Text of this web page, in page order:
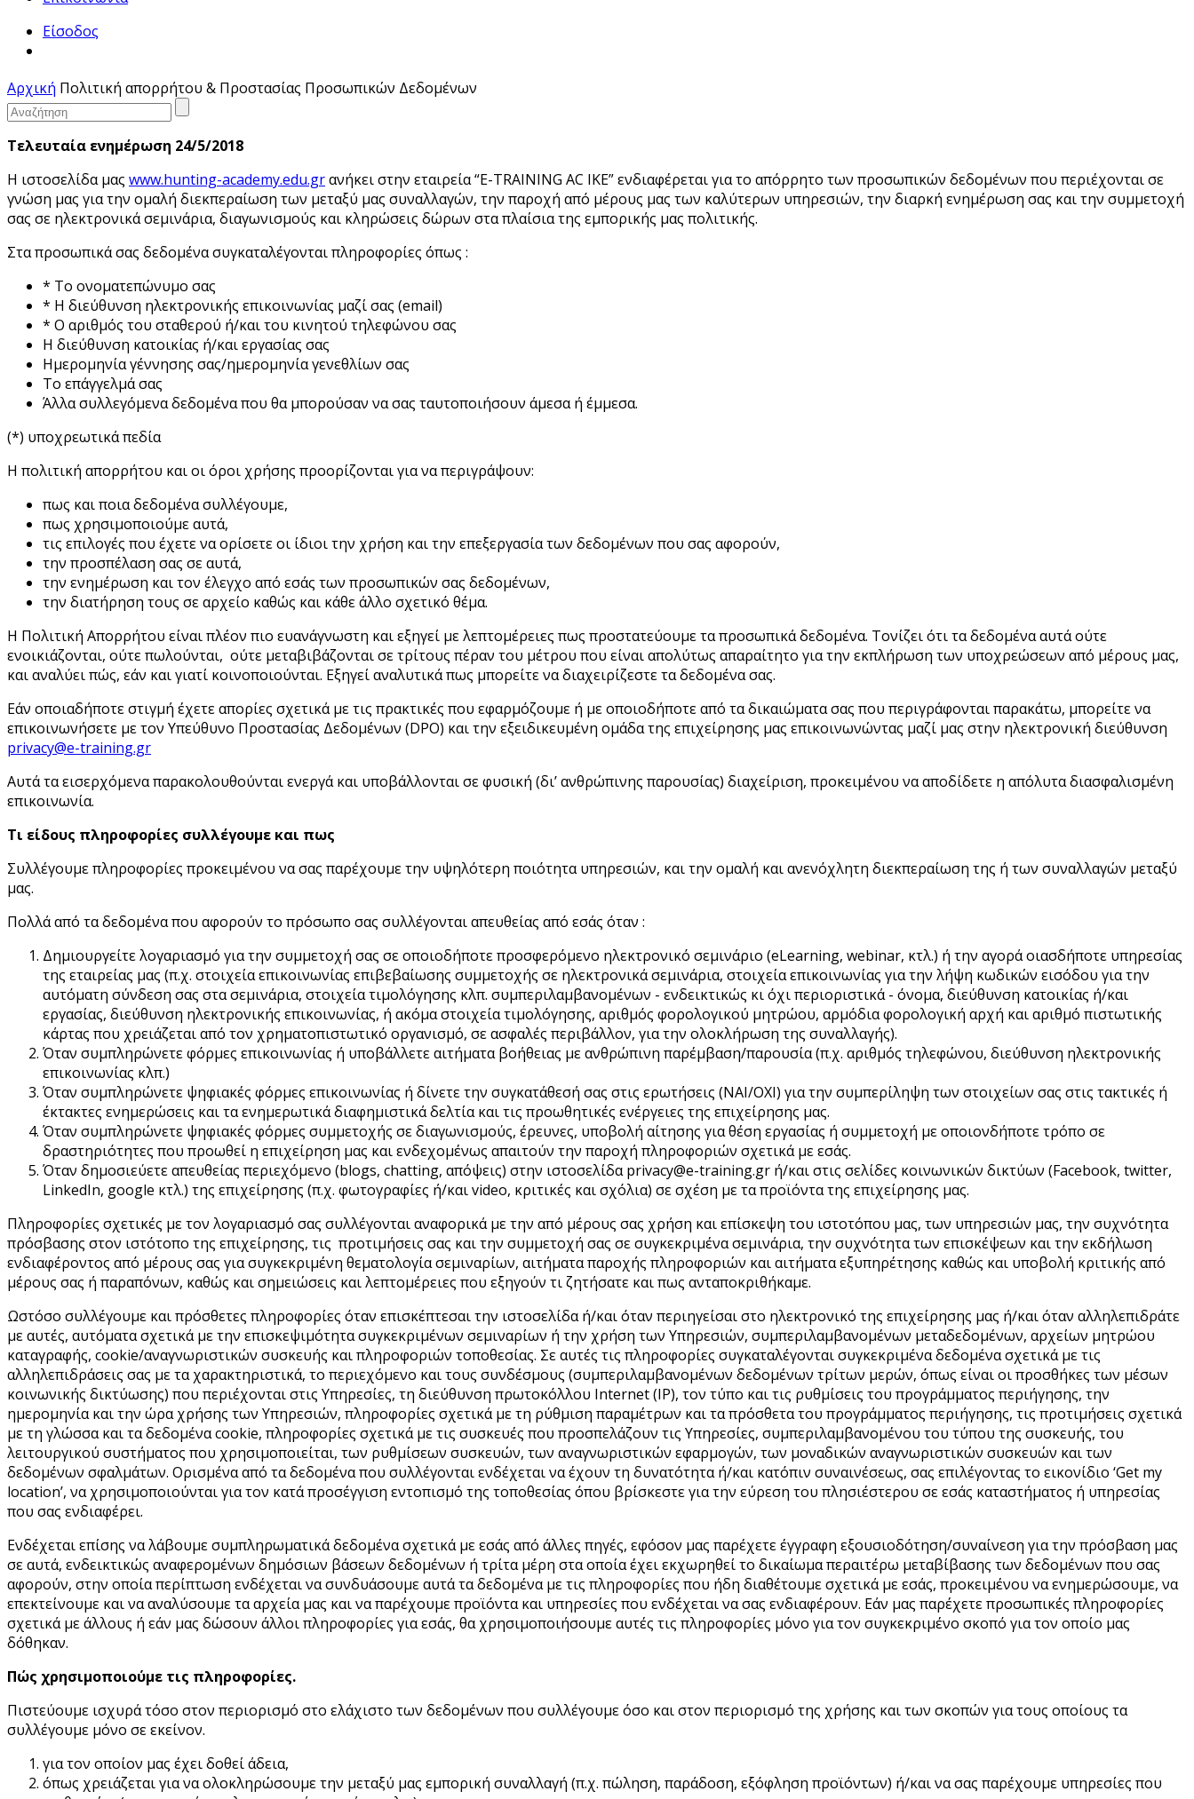
Είσοδος
Αρχική Πολιτική απορρήτου & Προστασίας Προσωπικών Δεδομένων
Τελευταία ενημέρωση 24/5/2018
Η ιστοσελίδα μας www.hunting-academy.edu.grανήκει στην εταιρεία “E-TRAINING AC IKE” ενδιαφέρεται για το απόρρητο των προσωπικών δεδομένων που περιέχονται σε
γνώση μας για την ομαλή διεκπεραίωση των μεταξύ μας συναλλαγών, την παροχή από μέρους μας των καλύτερων υπηρεσιών, την διαρκή ενημέρωση σας και την συμμετοχή
σας σε ηλεκτρονικά σεμινάρια, διαγωνισμούς και κληρώσεις δώρων στα πλαίσια της εμπορικής μας πολιτικής.
Στα προσωπικά σας δεδομένα συγκαταλέγονται πληροφορίες όπως :
* Το ονοματεπώνυμο σας
* Η διεύθυνση ηλεκτρονικής επικοινωνίας μαζί σας (email)
* Ο αριθμός του σταθερού ή/και του κινητού τηλεφώνου σας
Η διεύθυνση κατοικίας ή/και εργασίας σας
Ημερομηνία γέννησης σας/ημερομηνία γενεθλίων σας
Το επάγγελμά σας
Άλλα συλλεγόμενα δεδομένα που θα μπορούσαν να σας ταυτοποιήσουν άμεσα ή έμμεσα.
(*) υποχρεωτικά πεδία
Η πολιτική απορρήτου και οι όροι χρήσης προορίζονται για να περιγράψουν:
πως και ποια δεδομένα συλλέγουμε,
πως χρησιμοποιούμε αυτά,
τις επιλογές που έχετε να ορίσετε οι ίδιοι την χρήση και την επεξεργασία των δεδομένων που σας αφορούν,
την προσπέλαση σας σε αυτά,
την ενημέρωση και τον έλεγχο από εσάς των προσωπικών σας δεδομένων,
την διατήρηση τους σε αρχείο καθώς και κάθε άλλο σχετικό θέμα.
Η Πολιτική Απορρήτου είναι πλέον πιο ευανάγνωστη και εξηγεί με λεπτομέρειες πως προστατεύουμε τα προσωπικά δεδομένα. Τονίζει ότι τα δεδομένα αυτά ούτε
ενοικιάζονται, ούτε πωλούνται, ούτε μεταβιβάζονται σε τρίτους πέραν του μέτρου που είναι απολύτως απαραίτητο για την εκπλήρωση των υποχρεώσεων από μέρους μας,
και αναλύει πώς, εάν και γιατί κοινοποιούνται. Εξηγεί αναλυτικά πως μπορείτε να διαχειρίζεστε τα δεδομένα σας.
Εάν οποιαδήποτε στιγμή έχετε απορίες σχετικά με τις πρακτικές που εφαρμόζουμε ή με οποιοδήποτε από τα δικαιώματα σας που περιγράφονται παρακάτω, μπορείτε να
επικοινωνήσετε με τον Υπεύθυνο Προστασίας Δεδομένων (DPO) και την εξειδικευμένη ομάδα της επιχείρησης μας επικοινωνώντας μαζί μας στην ηλεκτρονική διεύθυνση
privacy@e-training.gr
Αυτά τα εισερχόμενα παρακολουθούνται ενεργά και υποβάλλονται σε φυσική (δι’ ανθρώπινης παρουσίας) διαχείριση, προκειμένου να αποδίδετε η απόλυτα διασφαλισμένη
επικοινωνία.
Τι είδους πληροφορίες συλλέγουμε και πως
Συλλέγουμε πληροφορίες προκειμένου να σας παρέχουμε την υψηλότερη ποιότητα υπηρεσιών, και την ομαλή και ανενόχλητη διεκπεραίωση της ή των συναλλαγών μεταξύ
μας.
Πολλά από τα δεδομένα που αφορούν το πρόσωπο σας συλλέγονται απευθείας από εσάς όταν :
Δημιουργείτε λογαριασμό για την συμμετοχή σας σε οποιοδήποτε προσφερόμενο ηλεκτρονικό σεμινάριο (eLearning, webinar, κτλ.) ή την αγορά οιασδήποτε υπηρεσίας
της εταιρείας μας (π.χ. στοιχεία επικοινωνίας επιβεβαίωσης συμμετοχής σε ηλεκτρονικά σεμινάρια, στοιχεία επικοινωνίας για την λήψη κωδικών εισόδου για την
αυτόματη σύνδεση σας στα σεμινάρια, στοιχεία τιμολόγησης κλπ. συμπεριλαμβανομένων - ενδεικτικώς κι όχι περιοριστικά - όνομα, διεύθυνση κατοικίας ή/και
εργασίας, διεύθυνση ηλεκτρονικής επικοινωνίας, ή ακόμα στοιχεία τιμολόγησης, αριθμός φορολογικού μητρώου, αρμόδια φορολογική αρχή και αριθμό πιστωτικής
κάρτας που χρειάζεται από τον χρηματοπιστωτικό οργανισμό, σε ασφαλές περιβάλλον, για την ολοκλήρωση της συναλλαγής).
Όταν συμπληρώνετε φόρμες επικοινωνίας ή υποβάλλετε αιτήματα βοήθειας με ανθρώπινη παρέμβαση/παρουσία (π.χ. αριθμός τηλεφώνου, διεύθυνση ηλεκτρονικής
επικοινωνίας κλπ.)
Όταν συμπληρώνετε ψηφιακές φόρμες επικοινωνίας ή δίνετε την συγκατάθεσή σας στις ερωτήσεις (ΝΑΙ/ΟΧΙ) για την συμπερίληψη των στοιχείων σας στις τακτικές ή
έκτακτες ενημερώσεις και τα ενημερωτικά διαφημιστικά δελτία και τις προωθητικές ενέργειες της επιχείρησης μας.
Όταν συμπληρώνετε ψηφιακές φόρμες συμμετοχής σε διαγωνισμούς, έρευνες, υποβολή αίτησης για θέση εργασίας ή συμμετοχή με οποιονδήποτε τρόπο σε
δραστηριότητες που προωθεί η επιχείρηση μας και ενδεχομένως απαιτούν την παροχή πληροφοριών σχετικά με εσάς.
Όταν δημοσιεύετε απευθείας περιεχόμενο (blogs, chatting, απόψεις) στην ιστοσελίδα privacy@e-training.gr ή/και στις σελίδες κοινωνικών δικτύων (Facebook, twitter,
LinkedIn, google κτλ.) της επιχείρησης (π.χ. φωτογραφίες ή/και video, κριτικές και σχόλια) σε σχέση με τα προϊόντα της επιχείρησης μας.
Πληροφορίες σχετικές με τον λογαριασμό σας συλλέγονται αναφορικά με την από μέρους σας χρήση και επίσκεψη του ιστοτόπου μας, των υπηρεσιών μας, την συχνότητα
πρόσβασης στον ιστότοπο της επιχείρησης, τις προτιμήσεις σας και την συμμετοχή σας σε συγκεκριμένα σεμινάρια, την συχνότητα των επισκέψεων και την εκδήλωση
ενδιαφέροντος από μέρους σας για συγκεκριμένη θεματολογία σεμιναρίων, αιτήματα παροχής πληροφοριών και αιτήματα εξυπηρέτησης καθώς και υποβολή κριτικής από
μέρους σας ή παραπόνων, καθώς και σημειώσεις και λεπτομέρειες που εξηγούν τι ζητήσατε και πως ανταποκριθήκαμε.
Ωστόσο συλλέγουμε και πρόσθετες πληροφορίες όταν επισκέπτεσαι την ιστοσελίδα ή/και όταν περιηγείσαι στο ηλεκτρονικό της επιχείρησης μας ή/και όταν αλληλεπιδράτε
με αυτές, αυτόματα σχετικά με την επισκεψιμότητα συγκεκριμένων σεμιναρίων ή την χρήση των Υπηρεσιών, συμπεριλαμβανομένων μεταδεδομένων, αρχείων μητρώου
καταγραφής, cookie/αναγνωριστικών συσκευής και πληροφοριών τοποθεσίας. Σε αυτές τις πληροφορίες συγκαταλέγονται συγκεκριμένα δεδομένα σχετικά με τις
αλληλεπιδράσεις σας με τα χαρακτηριστικά, το περιεχόμενο και τους συνδέσμους (συμπεριλαμβανομένων δεδομένων τρίτων μερών, όπως είναι οι προσθήκες των μέσων
κοινωνικής δικτύωσης) που περιέχονται στις Υπηρεσίες, τη διεύθυνση πρωτοκόλλου Internet (IP), τον τύπο και τις ρυθμίσεις του προγράμματος περιήγησης, την
ημερομηνία και την ώρα χρήσης των Υπηρεσιών, πληροφορίες σχετικά με τη ρύθμιση παραμέτρων και τα πρόσθετα του προγράμματος περιήγησης, τις προτιμήσεις σχετικά
με τη γλώσσα και τα δεδομένα cookie, πληροφορίες σχετικά με τις συσκευές που προσπελάζουν τις Υπηρεσίες, συμπεριλαμβανομένου του τύπου της συσκευής, του
λειτουργικού συστήματος που χρησιμοποιείται, των ρυθμίσεων συσκευών, των αναγνωριστικών εφαρμογών, των μοναδικών αναγνωριστικών συσκευών και των
δεδομένων σφαλμάτων. Ορισμένα από τα δεδομένα που συλλέγονται ενδέχεται να έχουν τη δυνατότητα ή/και κατόπιν συναινέσεως, σας επιλέγοντας το εικονίδιο ‘Get my
location’, να χρησιμοποιούνται για τον κατά προσέγγιση εντοπισμό της τοποθεσίας όπου βρίσκεστε για την εύρεση του πλησιέστερου σε εσάς καταστήματος ή υπηρεσίας
που σας ενδιαφέρει.
Ενδέχεται επίσης να λάβουμε συμπληρωματικά δεδομένα σχετικά με εσάς από άλλες πηγές, εφόσον μας παρέχετε έγγραφη εξουσιοδότηση/συναίνεση για την πρόσβαση μας
σε αυτά, ενδεικτικώς αναφερομένων δημόσιων βάσεων δεδομένων ή τρίτα μέρη στα οποία έχει εκχωρηθεί το δικαίωμα περαιτέρω μεταβίβασης των δεδομένων που σας
αφορούν, στην οποία περίπτωση ενδέχεται να συνδυάσουμε αυτά τα δεδομένα με τις πληροφορίες που ήδη διαθέτουμε σχετικά με εσάς, προκειμένου να ενημερώσουμε, να
επεκτείνουμε και να αναλύσουμε τα αρχεία μας και να παρέχουμε προϊόντα και υπηρεσίες που ενδέχεται να σας ενδιαφέρουν. Εάν μας παρέχετε προσωπικές πληροφορίες
σχετικά με άλλους ή εάν μας δώσουν άλλοι πληροφορίες για εσάς, θα χρησιμοποιήσουμε αυτές τις πληροφορίες μόνο για τον συγκεκριμένο σκοπό για τον οποίο μας
δόθηκαν.
Πώς χρησιμοποιούμε τις πληροφορίες.
Πιστεύουμε ισχυρά τόσο στον περιορισμό στο ελάχιστο των δεδομένων που συλλέγουμε όσο και στον περιορισμό της χρήσης και των σκοπών για τους οποίους τα
συλλέγουμε μόνο σε εκείνον.
για τον οποίον μας έχει δοθεί άδεια,
όπως χρειάζεται για να ολοκληρώσουμε την μεταξύ μας εμπορική συναλλαγή (π.χ. πώληση, παράδοση, εξόφληση προϊόντων) ή/και να σας παρέχουμε υπηρεσίες που